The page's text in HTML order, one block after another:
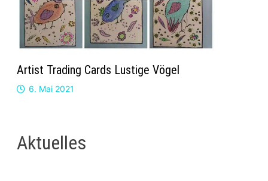
Artist Trading Cards Lustige Vögel
6. Mai 2021
Aktuelles